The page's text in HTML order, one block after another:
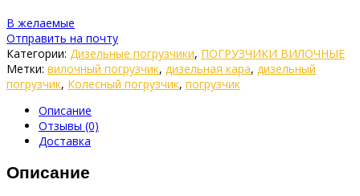
В желаемые
Отправить на почту
Категории: Дизельные погрузчики, ПОГРУЗЧИКИ ВИЛОЧНЫЕ
Метки: вилочный погрузчик, дизельная кара, дизельный
погрузчик, Колесный погрузчик, погрузчик
Описание
Отзывы (0)
Доставка
Описание